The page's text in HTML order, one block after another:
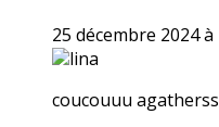
25 décembre 2024
lina
coucouuu